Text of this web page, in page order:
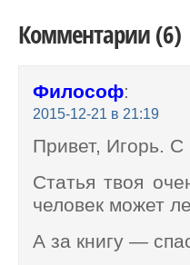
Комментарии (6)
Философ:
2015-12-21 в 21:19
Привет, Игорь.
Статья твоя
человек может
А за книгу —